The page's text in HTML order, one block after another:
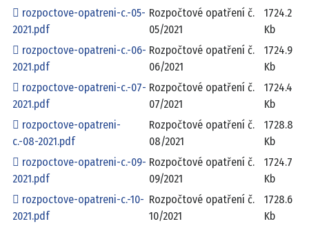
rozpoctove-opatreni-c.-05-
2021.pdf
Rozpočtové opatření č.
05/2021
1724.2
Kb
rozpoctove-opatreni-c.-06-
2021.pdf
Rozpočtové opatření č.
06/2021
1724.9
Kb
rozpoctove-opatreni-c.-07-
2021.pdf
Rozpočtové opatření č.
07/2021
1724.4
Kb
rozpoctove-opatreni-
c.-08-2021.pdf
Rozpočtové opatření č.
08/2021
1728.8
Kb
rozpoctove-opatreni-c.-09-
2021.pdf
Rozpočtové opatření č.
09/2021
1724.7
Kb
rozpoctove-opatreni-c.-10-
2021.pdf
Rozpočtové opatření č.
10/2021
1728.6
Kb